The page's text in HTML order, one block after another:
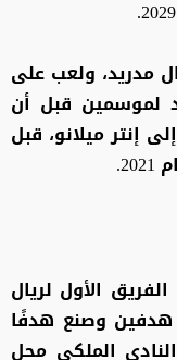
مدريد، ولعب على
لموسمين قبل أن
إنتر ميلانو، قبل
وخاض مع الفريق الأول لريال
هدفين وصنع هدفًا
الملكي محل